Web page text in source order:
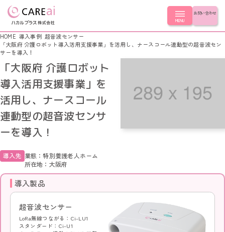
製品を探す
製品を探す
LoRa無線つながるシリーズ シンプルモデル
スタンダードシリーズ つながるモデル
ナースコール連動シリーズ
簡易ナースコール コンセントコール
ふむふむセンサー
超音波センサー
起き上がりセンサー
徘徊キャッチ
導入事例
導入事例
スタンダードシリーズ
ナースコール連動シリーズ
簡易ナースコール
ふむふむセンサー
超音波センサー
起き上がりセンサー
コールスイッチ
徘徊キャッチ
はじめての方へ
はじめての方へ
会社情報
会社情報
会社概要
選ばれる理由
CLOSE
MENU
お問い合わせ
HOME 導入事例 超音波センサー
「大阪府 介護ロボット導入活用支援事業」を活用し、ナースコール連動型の超音波セン
サーを導入！
「大阪府 介護ロボット
導入活用支援事業」を
活用し、ナースコール
連動型の超音波センサ
ーを導入！
導入先 業態：特別養護老人ホーム
所在地：大阪府
導入製品
超音波センサー
LoRa無線つながる：Ci-LU1
スタンダード：Ci-U1